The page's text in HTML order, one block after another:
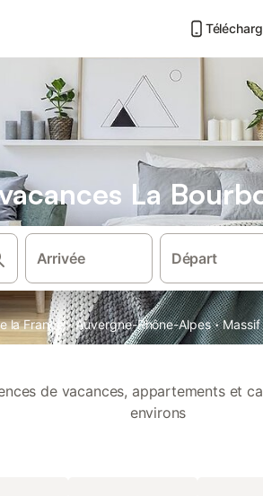
La
Arrivée Départ
la France · Auvergne-Rhône-Alpes ·
de vacances, appartements et
environs